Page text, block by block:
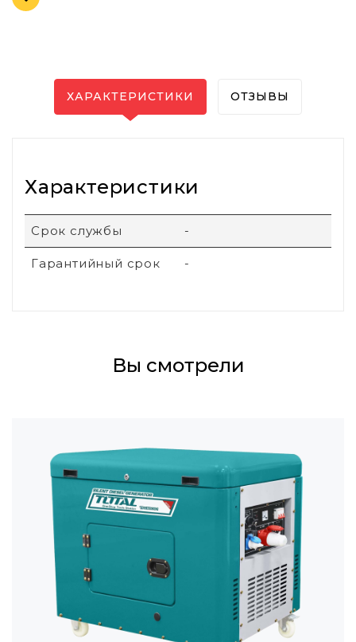
ХАРАКТЕРИСТИКИ ОТЗЫВЫ
Характеристики
Срок службы -
Гарантийный срок -
Вы смотрели